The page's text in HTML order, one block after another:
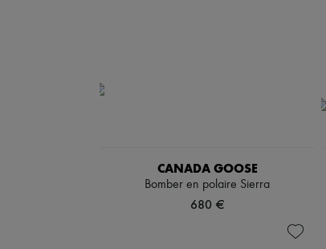
CANADA GOOSE
Bomber en polaire Sierra
680 €